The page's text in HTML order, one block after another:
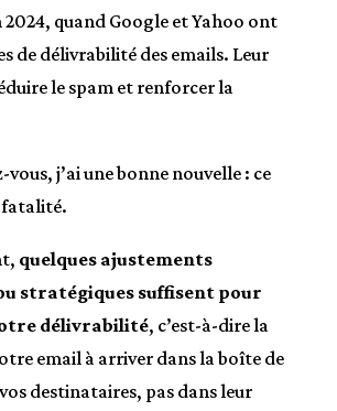
2024, quand Google et Yahoo ont
de délivrabilité des emails. Leur
le spam et renforcer la
vous, j’ai une bonne nouvelle : ce
fatalité.
quelques ajustements
stratégiques suffisent pour
délivrabilité, c’est-à-dire la
email à arriver dans la boîte de
destinataires, pas dans leur